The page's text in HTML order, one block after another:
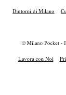
Dintorni di Milano
© Milano Pocket -
Lavora con Noi